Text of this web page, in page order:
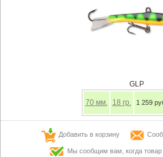
GLP
70 мм. 18 гр. 1 259
Добавить в корзину
Мы сообщим вам, когда товар